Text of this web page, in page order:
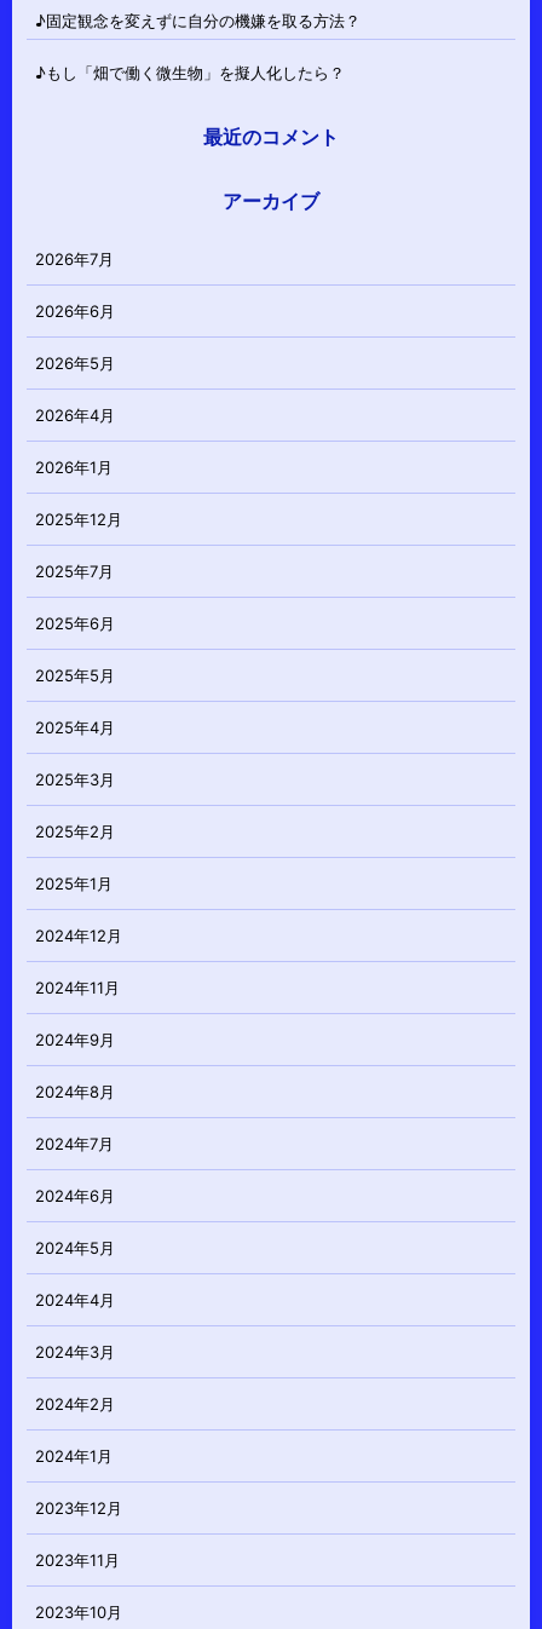
♪固定観念を変えずに自分の機嫌を取る方法？
♪もし「畑で働く微生物」を擬人化したら？
最近のコメント
アーカイブ
2026年7月
2026年6月
2026年5月
2026年4月
2026年1月
2025年12月
2025年7月
2025年6月
2025年5月
2025年4月
2025年3月
2025年2月
2025年1月
2024年12月
2024年11月
2024年9月
2024年8月
2024年7月
2024年6月
2024年5月
2024年4月
2024年3月
2024年2月
2024年1月
2023年12月
2023年11月
2023年10月